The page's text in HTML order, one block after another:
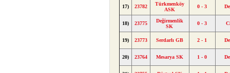
17) 23782
Türkmenköy
ASK
0 - 3
18) 23775
Değirmenlik
SK
0 - 3
19) 23773 Serdarlı GB 2 - 1
20) 23764 Mesarya SK 1 - 0